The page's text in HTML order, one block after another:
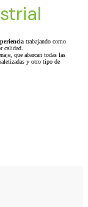
trabajando como
calidad.
que abarcan todas las
y otro tipo de